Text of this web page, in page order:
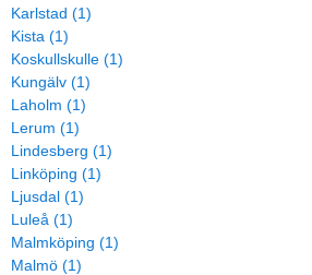
Karlstad (1)
Kista (1)
Koskullskulle (1)
Kungälv (1)
Laholm (1)
Lerum (1)
Lindesberg (1)
Linköping (1)
Ljusdal (1)
Luleå (1)
Malmköping (1)
Malmö (1)